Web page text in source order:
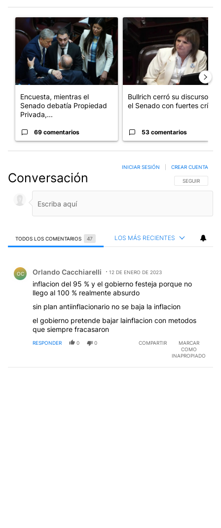
Un artículo de tendencia con el título "Encuesta, mientras el
Encuesta, mientras el
Senado debatía Propiedad
Privada,...
69 comentarios
Un artículo de tendencia
Bullrich cerró su discurso en
el Senado con fuertes crí...
53 comentarios
Conversación SIGA ESTA
SEGUIR
INICIAR SESIÓN CREAR CUENTA
TODOS LOS COMENTARIOS 47 LOS MÁS RECIENTES
OC Orlando Cacchiarelli 12 DE ENERO DE 2023
inflacion del 95 % y el gobierno festeja porque no
llego al 100 % realmente absurdo
sin plan antiinflacionario no se baja la inflacion
el gobierno pretende bajar lainflacion con metodos
que siempre fracasaron
RESPONDER 0 0 COMPARTIR
MARCAR
COMO
INAPROPIADO